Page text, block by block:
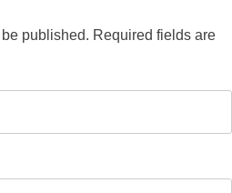
published. Required fields are